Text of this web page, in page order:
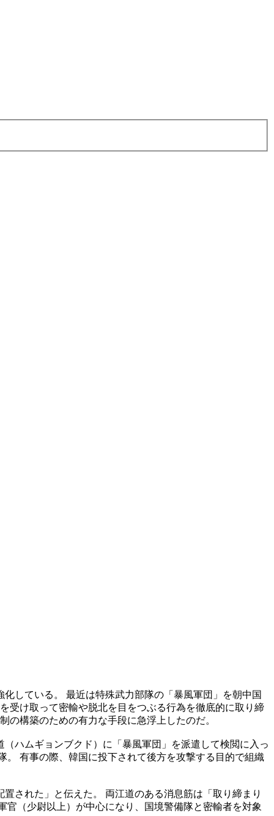
している。 最近は特殊武力部隊の「暴風軍団」を朝中国
受け取って密輸や脱北を目をつぶる行為を徹底的に取り締
の構築のための有力な手段に急浮上したのだ。
ハムギョンブクド）に「暴風軍団」を派遣して検閲に入っ
有事の際、韓国に投下されて後方を攻撃する目的で組織
された」と伝えた。 両江道のある消息筋は「取り締まり
（少尉以上）が中心になり、国境警備隊と密輸者を対象